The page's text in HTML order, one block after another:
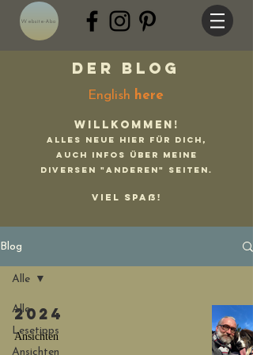
Website-Abo
Der Blog
English here
Willkommen!
Alles Neue hier für Dich,
auch Infos über meine
diversen "anderen" Seiten.
Viel Spaß!
Blog
Alle
Lesetipps
Ansichten
Alle
2024
Ansichten